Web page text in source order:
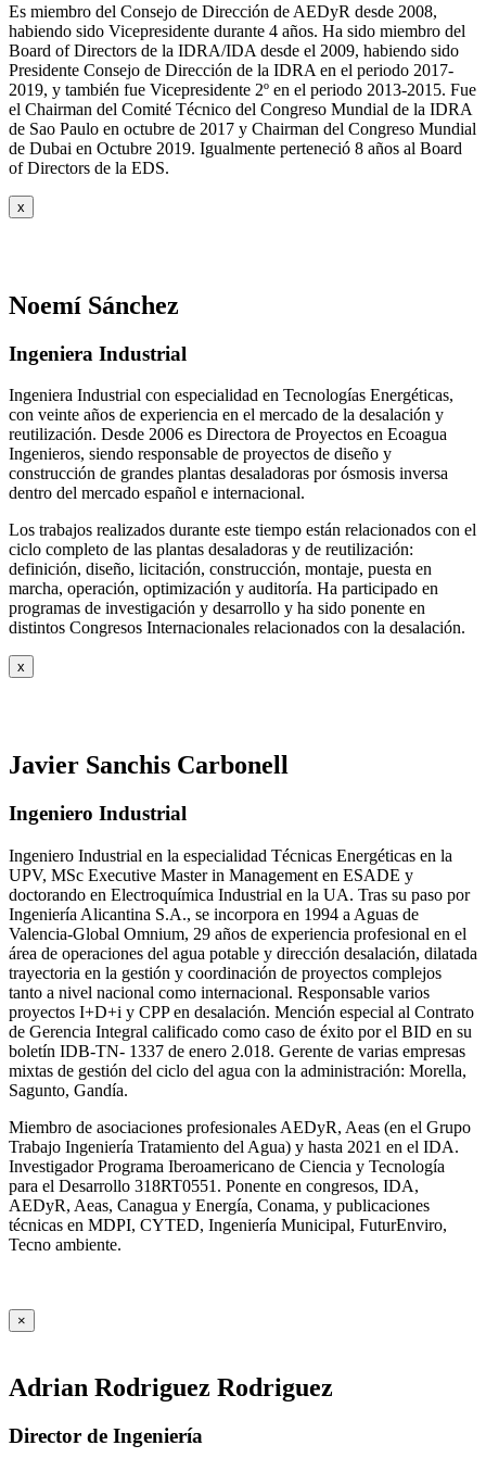
Es miembro del Consejo de Dirección de AEDyR desde 2008,
habiendo sido Vicepresidente durante 4 años. Ha sido miembro del
Board of Directors de la IDRA/IDA desde el 2009, habiendo sido
Presidente Consejo de Dirección de la IDRA en el periodo 2017-
2019, y también fue Vicepresidente 2º en el periodo 2013-2015. Fue
el Chairman del Comité Técnico del Congreso Mundial de la IDRA
de Sao Paulo en octubre de 2017 y Chairman del Congreso Mundial
de Dubai en Octubre 2019. Igualmente perteneció 8 años al Board
of Directors de la EDS.
x
Noemí Sánchez
Ingeniera Industrial
Ingeniera Industrial con especialidad en Tecnologías Energéticas,
con veinte años de experiencia en el mercado de la desalación y
reutilización. Desde 2006 es Directora de Proyectos en Ecoagua
Ingenieros, siendo responsable de proyectos de diseño y
construcción de grandes plantas desaladoras por ósmosis inversa
dentro del mercado español e internacional.
Los trabajos realizados durante este tiempo están relacionados con el
ciclo completo de las plantas desaladoras y de reutilización:
definición, diseño, licitación, construcción, montaje, puesta en
marcha, operación, optimización y auditoría. Ha participado en
programas de investigación y desarrollo y ha sido ponente en
distintos Congresos Internacionales relacionados con la desalación.
x
Javier Sanchis Carbonell
Ingeniero Industrial
Ingeniero Industrial en la especialidad Técnicas Energéticas en la
UPV, MSc Executive Master in Management en ESADE y
doctorando en Electroquímica Industrial en la UA. Tras su paso por
Ingeniería Alicantina S.A., se incorpora en 1994 a Aguas de
Valencia-Global Omnium, 29 años de experiencia profesional en el
área de operaciones del agua potable y dirección desalación, dilatada
trayectoria en la gestión y coordinación de proyectos complejos
tanto a nivel nacional como internacional. Responsable varios
proyectos I+D+i y CPP en desalación. Mención especial al Contrato
de Gerencia Integral calificado como caso de éxito por el BID en su
boletín IDB-TN- 1337 de enero 2.018. Gerente de varias empresas
mixtas de gestión del ciclo del agua con la administración: Morella,
Sagunto, Gandía.
Miembro de asociaciones profesionales AEDyR, Aeas (en el Grupo
Trabajo Ingeniería Tratamiento del Agua) y hasta 2021 en el IDA.
Investigador Programa Iberoamericano de Ciencia y Tecnología
para el Desarrollo 318RT0551. Ponente en congresos, IDA,
AEDyR, Aeas, Canagua y Energía, Conama, y publicaciones
técnicas en MDPI, CYTED, Ingeniería Municipal, FuturEnviro,
Tecno ambiente.
×
Adrian Rodriguez Rodriguez
Director de Ingeniería